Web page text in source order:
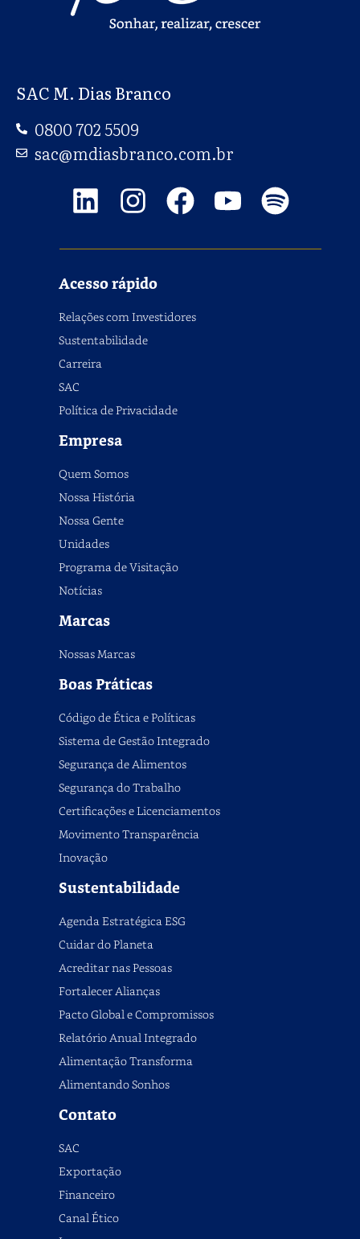
SAC M. Dias Branco
0800 702 5509
sac@mdiasbranco.com.br
Acesso rápido
Relações com Investidores
Sustentabilidade
Carreira
SAC
Política de Privacidade
Empresa
Quem Somos
Nossa História
Nossa Gente
Unidades
Programa de Visitação
Notícias
Marcas
Nossas Marcas
Boas Práticas
Código de Ética e Políticas
Sistema de Gestão Integrado
Segurança de Alimentos
Segurança do Trabalho
Certificações e Licenciamentos
Movimento Transparência
Inovação
Sustentabilidade
Agenda Estratégica ESG
Cuidar do Planeta
Acreditar nas Pessoas
Fortalecer Alianças
Pacto Global e Compromissos
Relatório Anual Integrado
Alimentação Transforma
Alimentando Sonhos
Contato
SAC
Exportação
Financeiro
Canal Ético